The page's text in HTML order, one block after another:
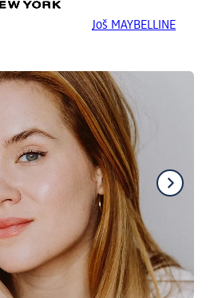
Još MAYBELLINE